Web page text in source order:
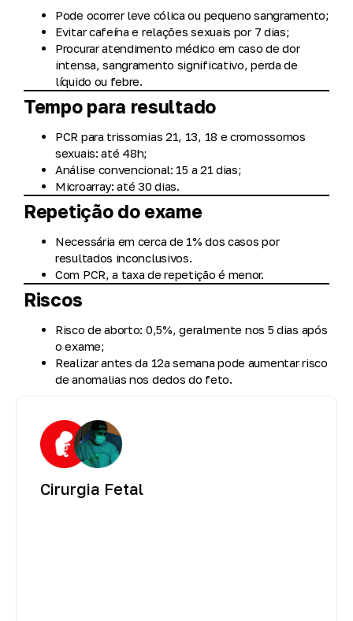
Cirurgia Fetal
Pode ocorrer leve cólica ou pequeno sangramento;
Evitar cafeína e relações sexuais por 7 dias;
Procurar atendimento médico em caso de dor
intensa, sangramento significativo, perda de
líquido ou febre.
Tempo para resultado
PCR para trissomias 21, 13, 18 e cromossomos
sexuais: até 48h;
Análise convencional: 15 a 21 dias;
Microarray: até 30 dias.
Repetição do exame
Necessária em cerca de 1% dos casos por
resultados inconclusivos.
Com PCR, a taxa de repetição é menor.
Riscos
Risco de aborto: 0,5%, geralmente nos 5 dias após
o exame;
Realizar antes da 12ª semana pode aumentar risco
de anomalias nos dedos do feto.